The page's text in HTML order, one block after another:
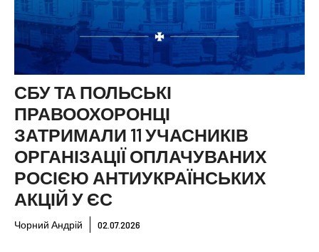
СБУ ТА ПОЛЬСЬКІ
ПРАВООХОРОНЦІ
ЗАТРИМАЛИ 11 УЧАСНИКІВ
ОРГАНІЗАЦІЇ ОПЛАЧУВАНИХ
РОСІЄЮ АНТИУКРАЇНСЬКИХ
АКЦІЙ У ЄС
Чорний Андрій 02.07.2026